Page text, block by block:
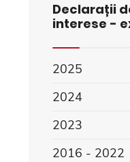
Declarații
interese -
2025
2024
2023
2016 - 2022